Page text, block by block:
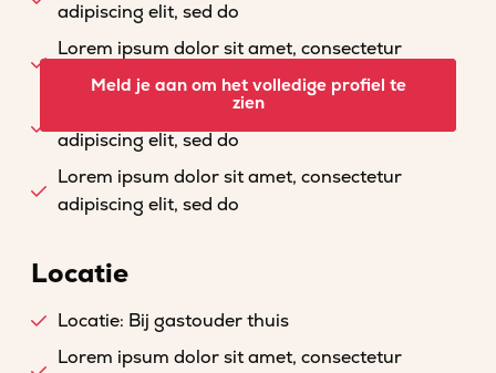
adipiscing elit, sed do
Lorem ipsum dolor sit amet, consectetur
adipiscing elit, sed do
Lorem ipsum dolor sit amet, consectetur
adipiscing elit, sed do
Lorem ipsum dolor sit amet, consectetur
adipiscing elit, sed do
Meld je aan om het volledige profiel te
zien
Locatie
Locatie: Bij gastouder thuis
Lorem ipsum dolor sit amet, consectetur